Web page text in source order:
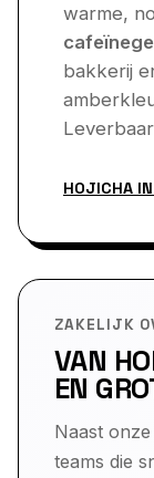
warme,
bakkerij
HOJICHA
ZAKELIJK
VAN
EN
Naast
teams die